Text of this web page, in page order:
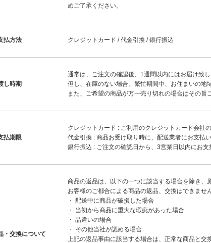
めご了承ください。
払方法 クレジットカード / 代金引換 / 銀行振込
し時期
通常は、ご注文の確認後、1週間以内にはお届け致し
但し、在庫のない場合、繁忙期間中、お住まいの地
また、ご希望の商品が万一売り切れの場合はその旨
払期限
クレジットカード : ご利用のクレジットカード会社
代金引換 : 商品お受け取り時に、配送業者にお支払い
銀行振込 : ご注文の確認日から、3営業日以内にお支
・交換について
商品の返品は、以下の一つに該当する場合を除き、
お客様のご都合による商品の返品、交換はできません
・ 配送中に商品が破損した場合
・ 当初から商品に重大な瑕疵があった場合
・ 品違いの場合
・ その他当社が認める場合
上記の返品事由に該当する場合は、正常な商品と交